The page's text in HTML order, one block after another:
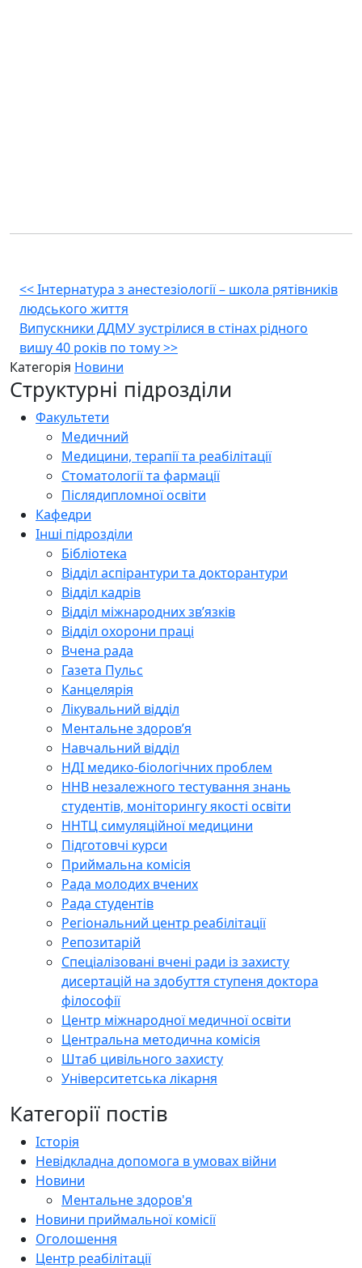
Навігація
записів
<<Інтернатура з анестезіології – школа рятівників
людського життя
Випускники ДДМУ зустрілися в стінах рідного
вишу 40 років по тому>>
Категорія Новини
Структурні підрозділи
Факультети
Медичний
Медицини, терапії та реабілітації
Стоматології та фармації
Післядипломної освіти
Кафедри
Інші підрозділи
Бібліотека
Відділ аспірантури та докторантури
Відділ кадрів
Відділ міжнародних зв’язків
Відділ охорони праці
Вчена рада
Газета Пульс
Канцелярія
Лікувальний відділ
Ментальне здоров’я
Навчальний відділ
НДІ медико-біологічних проблем
ННВ незалежного тестування знань
студентів, моніторингу якості освіти
ННТЦ симуляційної медицини
Підготовчі курси
Приймальна комісія
Рада молодих вчених
Рада студентів
Регіональний центр реабілітації
Репозитарій
Спеціалізовані вчені ради із захисту
дисертацій на здобуття ступеня доктора
філософії
Центр міжнародної медичної освіти
Центральна методична комісія
Штаб цивільного захисту
Університетська лікарня
Категорії постів
Історія
Невідкладна допомога в умовах війни
Новини
Ментальне здоров'я
Новини приймальної комісії
Оголошення
Центр реабілітації